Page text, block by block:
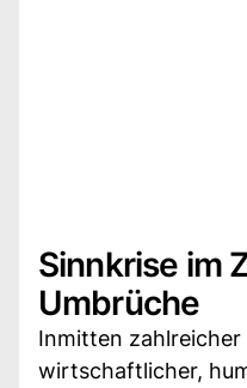
Sinnkrise im
Umbrüche
Inmitten
wirtschaftlicher,